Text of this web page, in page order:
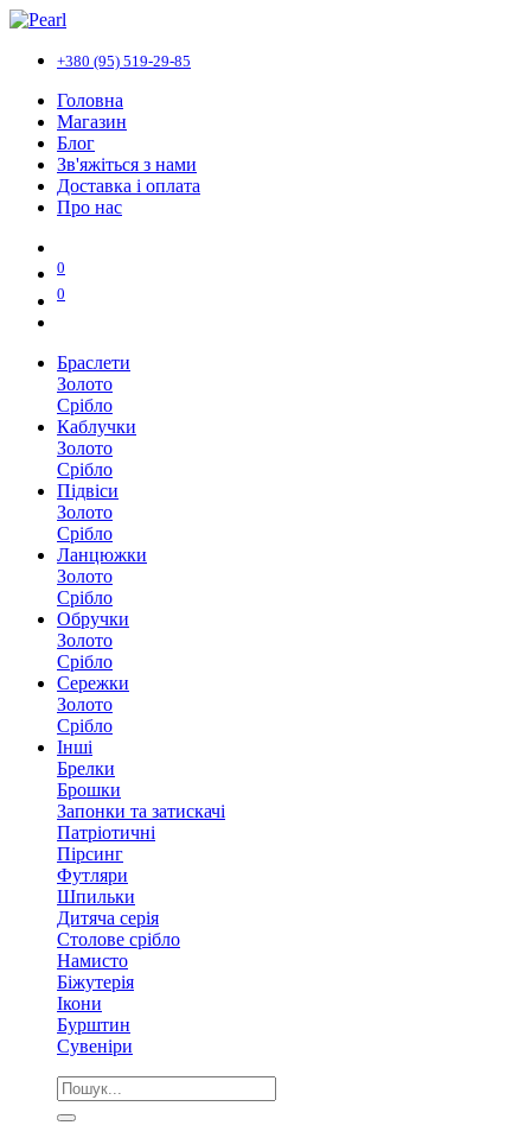
+380 (95) 519-29-85
Головна
Магазин
Блог
Зв'яжіться з нами
Доставка і оплата
Про нас
0
0
Браслети
Золото
Срібло
Каблучки
Золото
Срібло
Підвіси
Золото
Срібло
Ланцюжки
Золото
Срібло
Обручки
Золото
Срібло
Сережки
Золото
Срібло
Інші
Брелки
Брошки
Запонки та затискачі
Патріотичні
Пірсинг
Футляри
Шпильки
Дитяча серія
Столове срібло
Намисто
Біжутерія
Ікони
Бурштин
Сувеніри